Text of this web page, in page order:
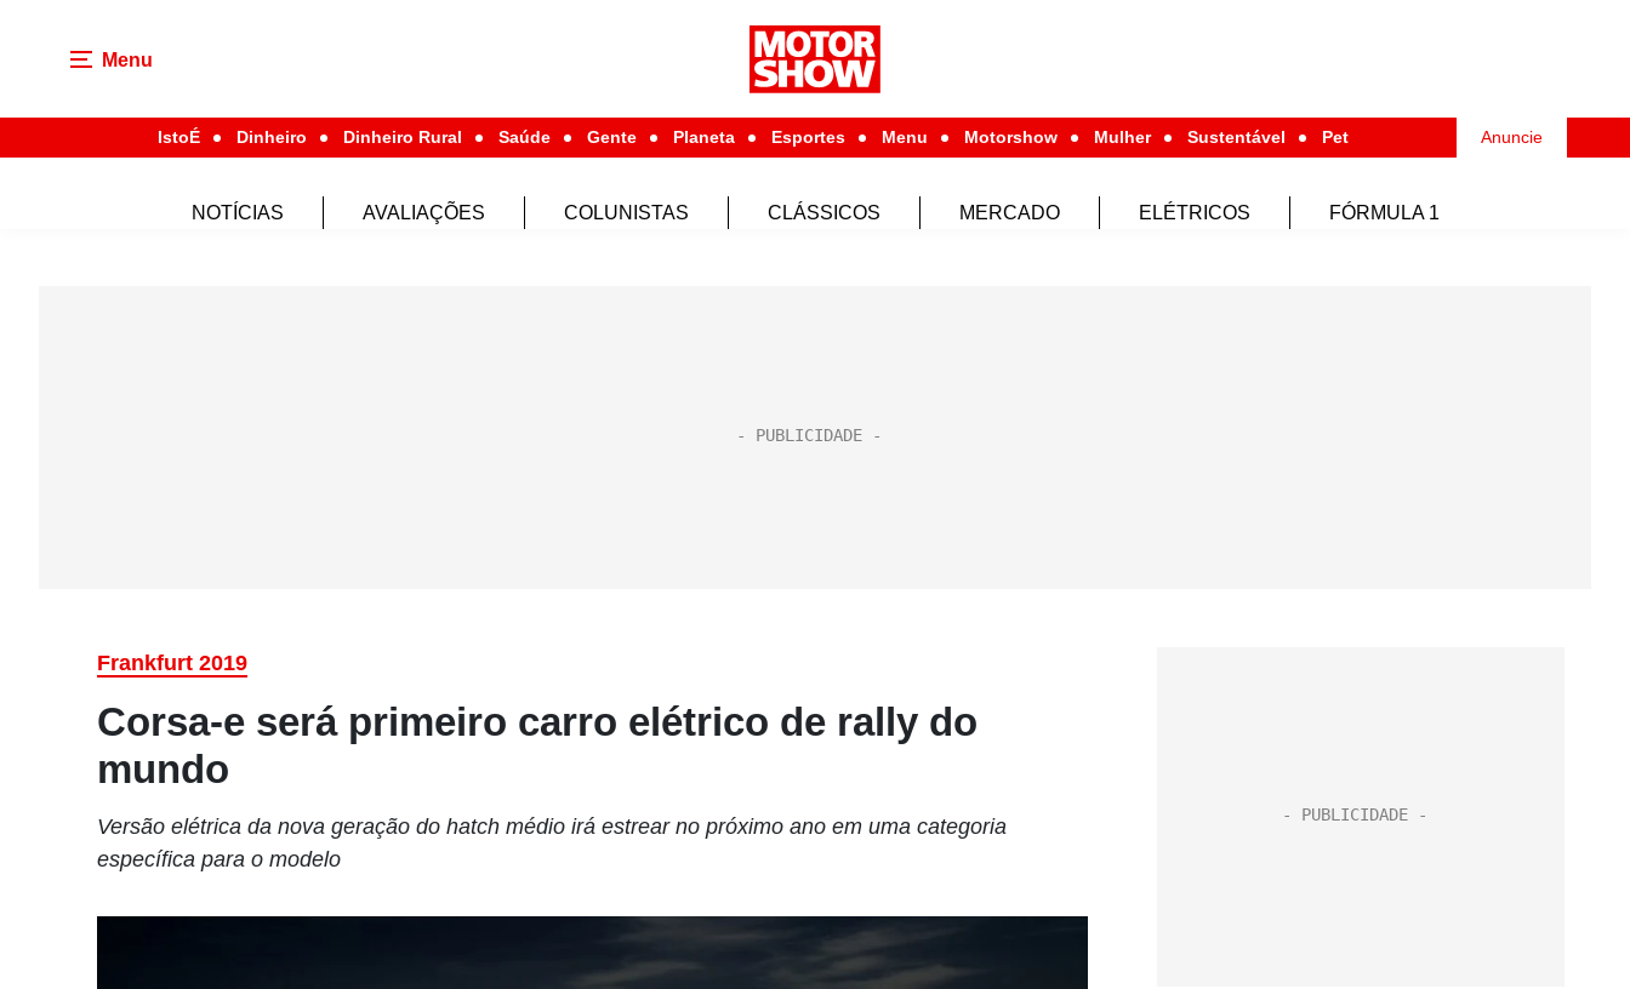
Menu
IstoÉ Dinheiro Dinheiro Rural Saúde Gente Planeta Esportes Menu Motorshow Mulher Sustentável Pet Anuncie
NOTÍCIAS AVALIAÇÕES COLUNISTAS CLÁSSICOS MERCADO ELÉTRICOS FÓRMULA 1
Frankfurt 2019
Corsa-e será primeiro carro elétrico de rally do
mundo
Versão elétrica da nova geração do hatch médio irá estrear no próximo ano em uma categoria
específica para o modelo